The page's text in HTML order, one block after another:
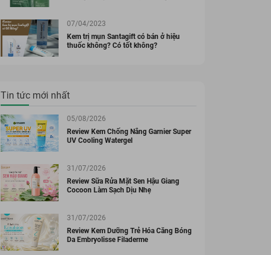
07/04/2023
Kem trị mụn Santagift có bán ở hiệu
thuốc không? Có tốt không?
Tin tức mới nhất
05/08/2026
Review Kem Chống Nắng Garnier Super
UV Cooling Watergel
31/07/2026
Review Sữa Rửa Mặt Sen Hậu Giang
Cocoon Làm Sạch Dịu Nhẹ
31/07/2026
Review Kem Dưỡng Trẻ Hóa Căng Bóng
Da Embryolisse Filaderme